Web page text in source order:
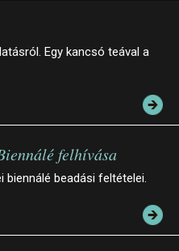
Egy kancsó teával a
felhívása
biennálé beadási feltételei.